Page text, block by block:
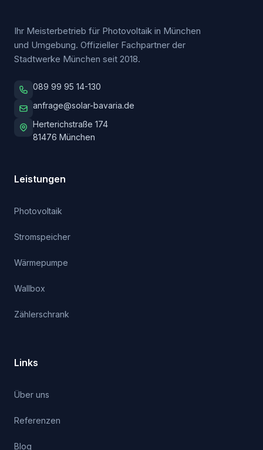
Ihr Meisterbetrieb für Photovoltaik in München
und Umgebung. Offizieller Fachpartner der
Stadtwerke München seit 2018.
089 99 95 14-130
anfrage@solar-bavaria.de
Herterichstraße 174
81476 München
Leistungen
Photovoltaik
Stromspeicher
Wärmepumpe
Wallbox
Zählerschrank
Links
Über uns
Referenzen
Blog